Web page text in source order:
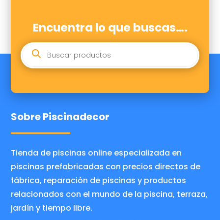
Encuentra lo que buscas….
BÚSQUEDA
PRODUCTOS
Sobre Piscinadecor
Tienda de piscinas online especializada en
piscinas prefabricadas con precios directos de
fábrica, reparación de piscinas y productos
relacionados con el mundo de la piscina, terraza,
jardín y tiempo libre.